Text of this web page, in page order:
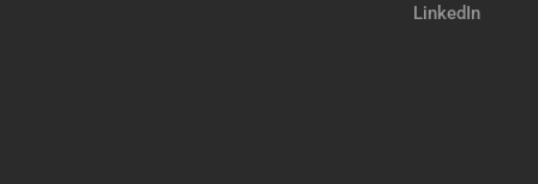
LinkedIn